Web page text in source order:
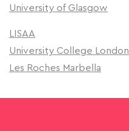
University of Glasgow
LISAA
University College London
Les Roches Marbella